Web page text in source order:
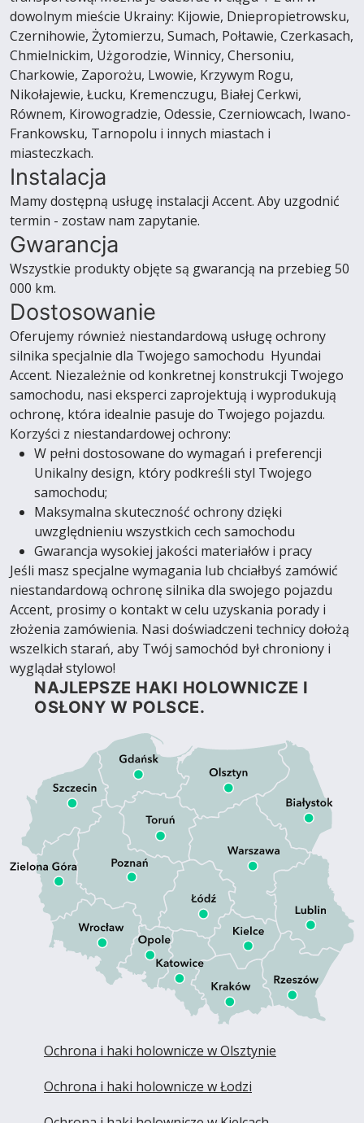
dowolnym mieście Ukrainy: Kijowie, Dniepropietrowsku,
Czernihowie, Żytomierzu, Sumach, Połtawie, Czerkasach,
Chmielnickim, Użgorodzie, Winnicy, Chersoniu,
Charkowie, Zaporożu, Lwowie, Krzywym Rogu,
Nikołajewie, Łucku, Kremenczugu, Białej Cerkwi,
Równem, Kirowogradzie, Odessie, Czerniowcach, Iwano-
Frankowsku, Tarnopolu i innych miastach i
miasteczkach.
Instalacja
Mamy dostępną usługę instalacji Accent. Aby uzgodnić
termin - zostaw nam zapytanie.
Gwarancja
Wszystkie produkty objęte są gwarancją na przebieg 50
000 km.
Dostosowanie
Oferujemy również niestandardową usługę ochrony
silnika specjalnie dla Twojego samochodu Hyundai
Accent. Niezależnie od konkretnej konstrukcji Twojego
samochodu, nasi eksperci zaprojektują i wyprodukują
ochronę, która idealnie pasuje do Twojego pojazdu.
Korzyści z niestandardowej ochrony:
W pełni dostosowane do wymagań i preferencji
Unikalny design, który podkreśli styl Twojego
samochodu;
Maksymalna skuteczność ochrony dzięki
uwzględnieniu wszystkich cech samochodu
Gwarancja wysokiej jakości materiałów i pracy
Jeśli masz specjalne wymagania lub chciałbyś zamówić
niestandardową ochronę silnika dla swojego pojazdu
Accent, prosimy o kontakt w celu uzyskania porady i
złożenia zamówienia. Nasi doświadczeni technicy dołożą
wszelkich starań, aby Twój samochód był chroniony i
wyglądał stylowo!
NAJLEPSZE HAKI HOLOWNICZE I
OSŁONY W POLSCE.
Ochrona i haki holownicze w Olsztynie
Ochrona i haki holownicze w Łodzi